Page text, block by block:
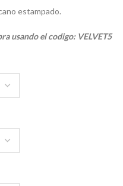
estampado.
usando el codigo: VELVET5